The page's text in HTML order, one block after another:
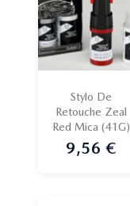
Stylo De
Retouche Zeal
Red Mica (41G)
Prix
9,56 €